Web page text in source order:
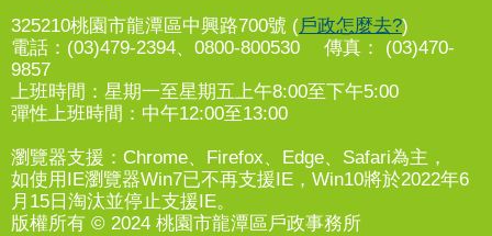
325210桃園市龍潭區中興路700號 (戶政怎麼去?)
電話：(03)479-2394、0800-800530 傳真： (03)470-
9857
上班時間：星期一至星期五上午8:00至下午5:00
彈性上班時間：中午12:00至13:00
瀏覽器支援：Chrome、Firefox、Edge、Safari為主，
如使用IE瀏覽器Win7已不再支援IE，Win10將於2022年6
月15日淘汰並停止支援IE。
版權所有 © 2024 桃園市龍潭區戶政事務所